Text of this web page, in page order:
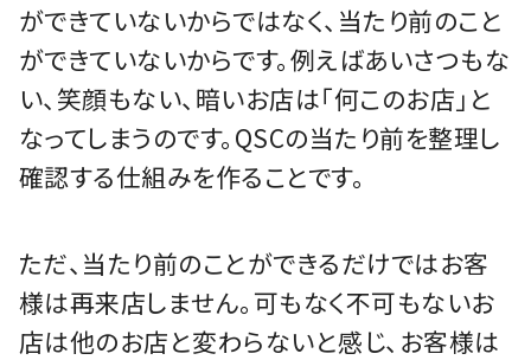
ができていないからではなく、当たり前のこと
ができていないからです。例えばあいさつもな
い、笑顔もない、暗いお店は「何このお店」と
なってしまうのです。QSCの当たり前を整理し
確認する仕組みを作ることです。
ただ、当たり前のことができるだけではお客
様は再来店しません。可もなく不可もないお
店は他のお店と変わらないと感じ、お客様は